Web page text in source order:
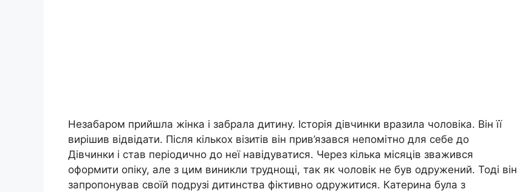
Незабаром прийшла жінка і забрала дитину. Історія дівчинки вразила чоловіка. Він її
вирішив відвідати. Після кількох візитів він прив’язався непомітно для себе до
Дівчинки і став періодично до неї навідуватися. Через кілька місяців зважився
оформити опіку, але з цим виникли труднощі, так як чоловік не був одружений. Тоді він
запропонував своїй подрузі дитинства фіктивно одружитися. Катерина була з